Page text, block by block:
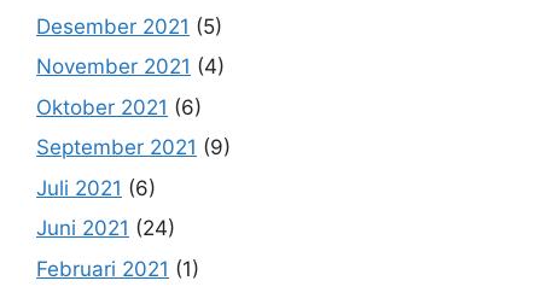
Desember 2021 (5)
November 2021 (4)
Oktober 2021 (6)
September 2021 (9)
Juli 2021 (6)
Juni 2021 (24)
Februari 2021 (1)